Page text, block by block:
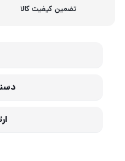
تضمین کیفیت کالا